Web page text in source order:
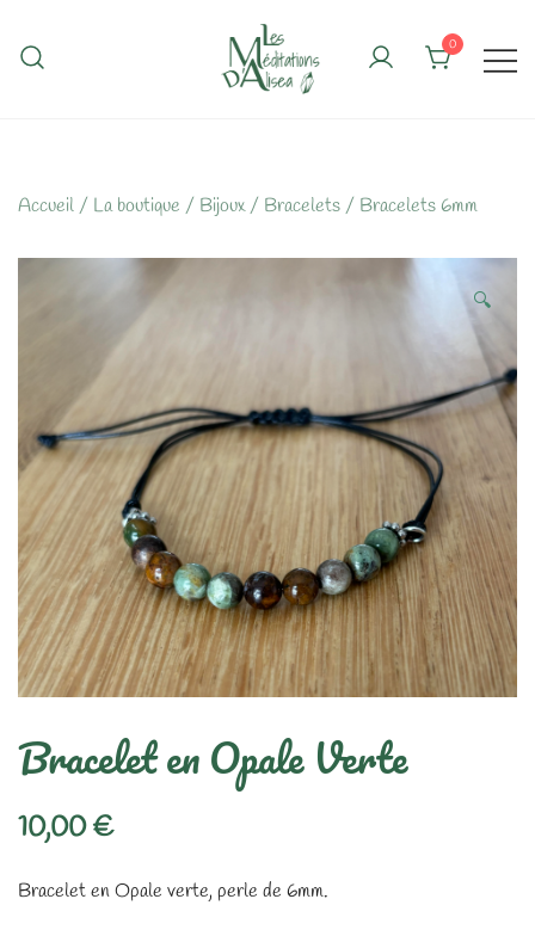
content
0
Accueil / La boutique / Bijoux/ Bracelets / Bracelets 6mm
🔍
Bracelet en Opale Verte
10,00€
Bracelet en Opale verte, perle de 6mm.